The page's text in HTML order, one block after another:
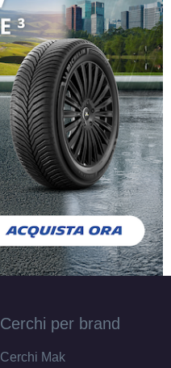
Cerchi per brand
Cerchi Mak